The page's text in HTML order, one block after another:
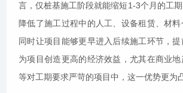
言，仅桩基施工阶段就能缩短1-3个月的工
降低了施工过程中的人工、设备租赁、材料
同时让项目能够更早进入后续施工环节，
为项目创造更高的经济效益，尤其在商业
等对工期要求严苛的项目中，这一优势更为